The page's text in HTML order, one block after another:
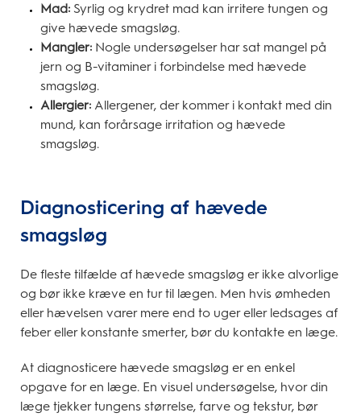
Mad: Syrlig og krydret mad kan irritere tungen og
give hævede smagsløg.
Mangler: Nogle undersøgelser har sat mangel på
jern og B-vitaminer i forbindelse med hævede
smagsløg.
Allergier: Allergener, der kommer i kontakt med din
mund, kan forårsage irritation og hævede
smagsløg.
Diagnosticering af hævede
smagsløg
De fleste tilfælde af hævede smagsløg er ikke alvorlige
og bør ikke kræve en tur til lægen. Men hvis ømheden
eller hævelsen varer mere end to uger eller ledsages af
feber eller konstante smerter, bør du kontakte en læge.
At diagnosticere hævede smagsløg er en enkel
opgave for en læge. En visuel undersøgelse, hvor din
læge tjekker tungens størrelse, farve og tekstur, bør